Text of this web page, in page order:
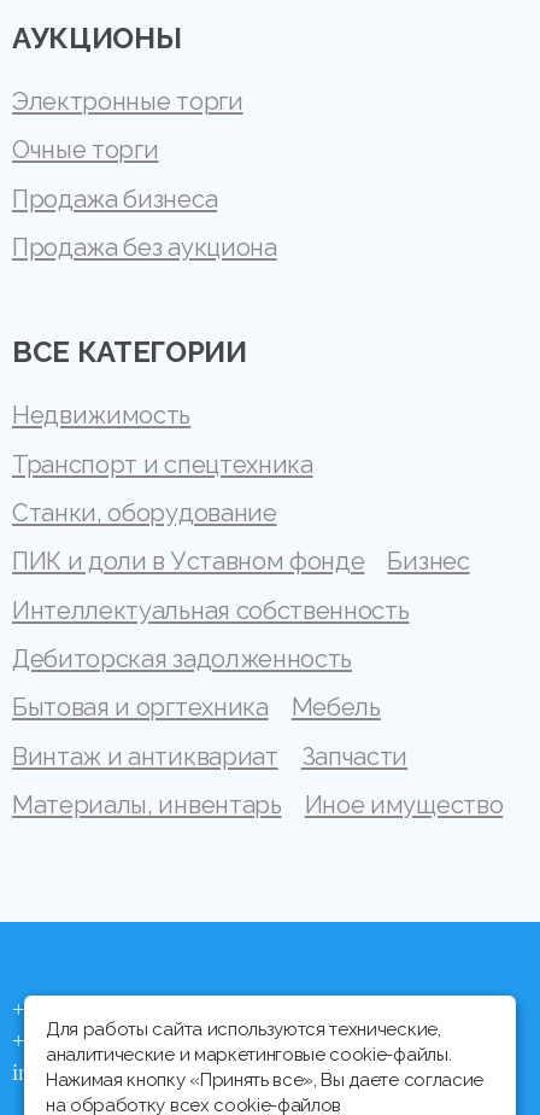
АУКЦИОНЫ
Электронные торги
Очные торги
Продажа бизнеса
Продажа без аукциона
ВСЕ КАТЕГОРИИ
Недвижимость
Транспорт и спецтехника
Станки, оборудование
ПИК и доли в Уставном фонде
Бизнес
Интеллектуальная собственность
Дебиторская задолженность
Бытовая и оргтехника
Мебель
Винтаж и антиквариат
Запчасти
Материалы, инвентарь
Иное имущество
+375 (44) 704 92 06
+375 (17) 373 21 33
info@ipmtorgi.by
Для работы сайта используются технические,
аналитические и маркетинговые cookie-файлы.
Нажимая кнопку «Принять все», Вы даете согласие
на обработку всех cookie-файлов